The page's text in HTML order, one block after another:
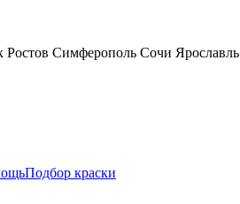
Ростов Симферополь Сочи Ярославль
Подбор краски